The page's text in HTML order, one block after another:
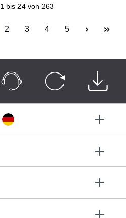
1 bis 24 von 263
2 3 4 5